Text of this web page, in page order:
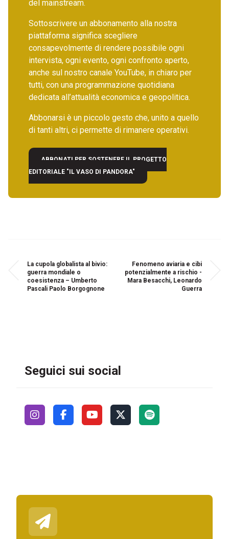
del mainstream.
Sottoscrivere un abbonamento alla nostra
piattaforma significa scegliere
consapevolmente di rendere possibile ogni
intervista, ogni evento, ogni confronto aperto,
anche sul nostro canale YouTube, in chiaro per
tutti, con una programmazione quotidiana
dedicata all’attualità economica e geopolitica.
Abbonarsi è un piccolo gesto che, unito a quello
di tanti altri, ci permette di rimanere operativi.
ABBONATI PER SOSTENERE IL PROGETTO
EDITORIALE "IL VASO DI PANDORA"
La cupola globalista al bivio:
guerra mondiale o
coesistenza – Umberto
Pascali Paolo Borgognone
Fenomeno aviaria e cibi
potenzialmente a rischio -
Mara Besacchi, Leonardo
Guerra
Seguici sui social